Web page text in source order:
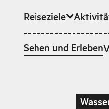
Zum Hauptinhalt
Reiseziele
Sehen und Erleben